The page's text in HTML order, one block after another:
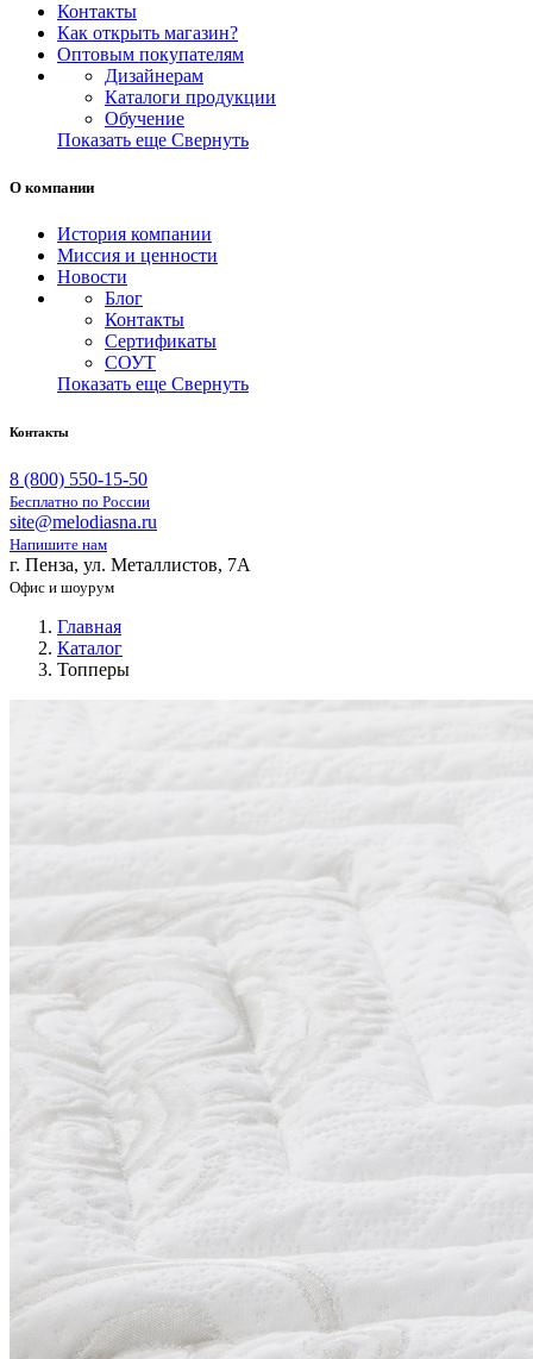
Контакты
Как открыть магазин?
Оптовым покупателям
Дизайнерам
Каталоги продукции
Обучение
Показать еще Свернуть
О компании
История компании
Миссия и ценности
Новости
Блог
Контакты
Сертификаты
СОУТ
Показать еще Свернуть
Контакты
8 (800) 550-15-50
Бесплатно по России
site@melodiasna.ru
Напишите нам
г. Пенза, ул. Металлистов, 7А
Офис и шоурум
Главная
Каталог
Топперы